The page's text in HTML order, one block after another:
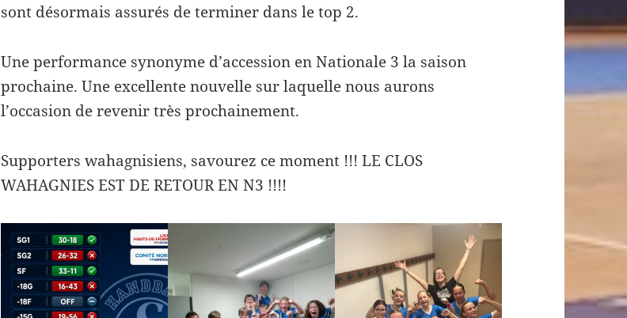
sont désormais assurés de terminer dans le top 2.
Une performance synonyme d’accession en Nationale 3 la saison
prochaine. Une excellente nouvelle sur laquelle nous aurons
l’occasion de revenir très prochainement.
Supporters wahagnisiens, savourez ce moment !!! LE CLOS
WAHAGNIES EST DE RETOUR EN N3 !!!!